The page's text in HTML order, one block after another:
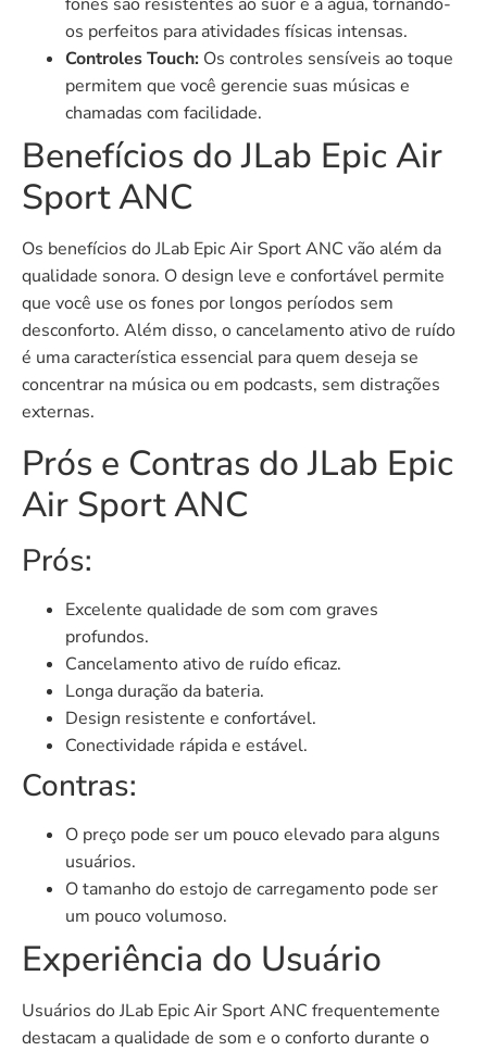
os perfeitos para atividades físicas intensas.
Controles Touch: Os controles sensíveis ao toque
permitem que você gerencie suas músicas e
chamadas com facilidade.
Benefícios do JLab Epic Air
Sport ANC
Os benefícios do JLab Epic Air Sport ANC vão além da
qualidade sonora. O design leve e confortável permite
que você use os fones por longos períodos sem
desconforto. Além disso, o cancelamento ativo de ruído
é uma característica essencial para quem deseja se
concentrar na música ou em podcasts, sem distrações
externas.
Prós e Contras do JLab Epic
Air Sport ANC
Prós:
Excelente qualidade de som com graves
profundos.
Cancelamento ativo de ruído eficaz.
Longa duração da bateria.
Design resistente e confortável.
Conectividade rápida e estável.
Contras:
O preço pode ser um pouco elevado para alguns
usuários.
O tamanho do estojo de carregamento pode ser
um pouco volumoso.
Experiência do Usuário
Usuários do JLab Epic Air Sport ANC frequentemente
destacam a qualidade de som e o conforto durante o